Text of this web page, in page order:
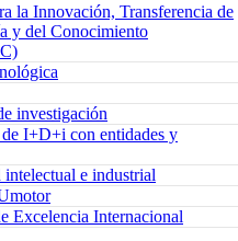
la Innovación, Transferencia de
y del Conocimiento
investigación
I+D+i con entidades y
intelectual e industrial
Excelencia Internacional